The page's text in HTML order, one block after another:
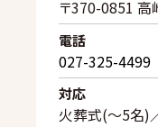
〒370-0851
電話
027-325-4499
対応
火葬式(〜5名)